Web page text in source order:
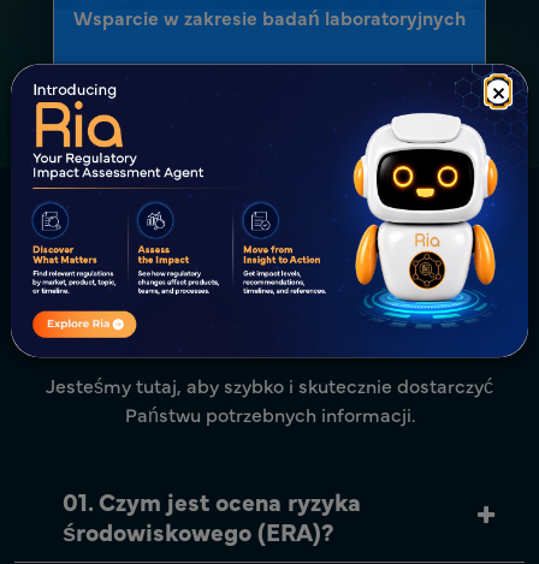
×
Wsparcie w zakresie badań laboratoryjnych
Najczęściej zadawane pytania
(FAQ) dotyczące oceny ryzyka
środowiskowego (ERA)
Jesteśmy tutaj, aby szybko i skutecznie dostarczyć
Państwu potrzebnych informacji.
01. Czym jest ocena ryzyka
środowiskowego (ERA)?